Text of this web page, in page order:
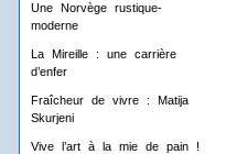
Une Norvège rustique-
moderne
La Mireille : une carrière
d’enfer
Fraîcheur de vivre : Matija
Skurjeni
Vive l’art à la mie de pain !